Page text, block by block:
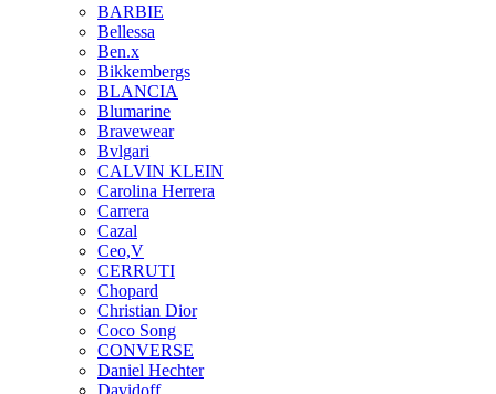
BARBIE
Bellessa
Ben.x
Bikkembergs
BLANCIA
Blumarine
Bravewear
Bvlgari
CALVIN KLEIN
Carolina Herrera
Carrera
Cazal
Ceo,V
CERRUTI
Chopard
Christian Dior
Coco Song
CONVERSE
Daniel Hechter
Davidoff